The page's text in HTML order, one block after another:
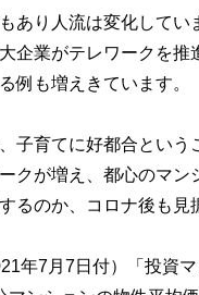
あり人流は変化して
企業がテレワークを
例も増えきています。
子育てに好都合とい
クが増え、都心のマ
るのか、コロナ後も見
年7月7日付）「投資